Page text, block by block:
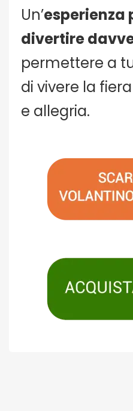
Un’esperienza
divertire
permettere a
di vivere la
e allegria.